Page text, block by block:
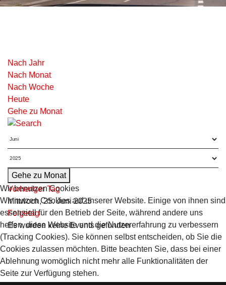
Nach Jahr
Nach Monat
Nach Woche
Heute
Gehe zu Monat
Gehe zu Monat
Vorheriger Tag
Mittwoch, 25. Juni 2025
Folgetag
Es wurden keine Events gefunden
Wir benutzen Cookies
Wir nutzen Cookies auf unserer Website. Einige von ihnen sind
essenziell für den Betrieb der Seite, während andere uns
helfen, diese Website und die Nutzererfahrung zu verbessern
(Tracking Cookies). Sie können selbst entscheiden, ob Sie die
Cookies zulassen möchten. Bitte beachten Sie, dass bei einer
Ablehnung womöglich nicht mehr alle Funktionalitäten der
Seite zur Verfügung stehen.